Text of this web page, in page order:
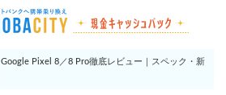
Google Pixel 8／8 Pro徹底レビュー｜スペック・新